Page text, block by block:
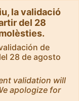
la validació
del 28
de
28 de agosto
validation will
apologize for